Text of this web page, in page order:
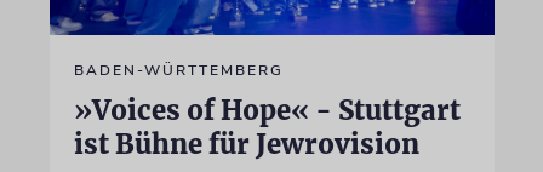
BADEN-WÜRTTEMBERG
»Voices of Hope« - Stuttgart
ist Bühne für Jewrovision